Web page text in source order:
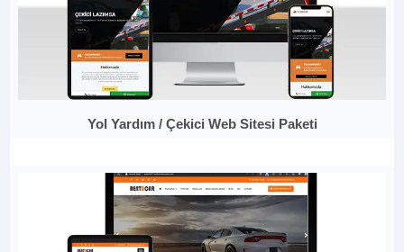
Yol Yardım / Çekici Web Sitesi Paketi